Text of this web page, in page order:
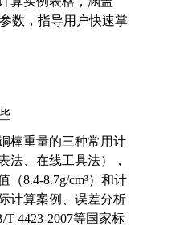
数，指导用户快速掌
棒重量的三种常用计
法、在线工具法），
（8.4-8.7g/cm³）和计
计算案例、误差分析
4423-2007等国家标